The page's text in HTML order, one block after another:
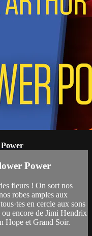
Power
fleurs ! On sort nos
robes amples aux
en cercle aux sons
encore de Jimi Hendrix
Hope et Grand Soir.